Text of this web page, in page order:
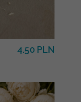
4.50 PLN